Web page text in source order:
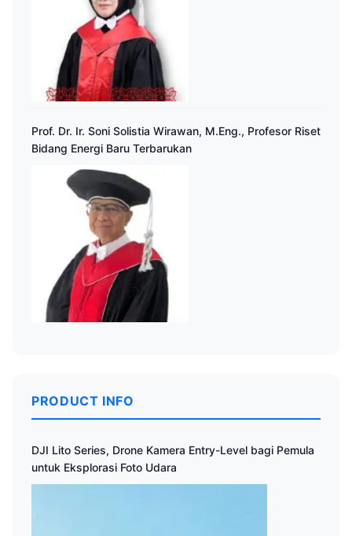
Prof. Dr. Ir. Soni Solistia Wirawan, M.Eng., Profesor Riset
Bidang Energi Baru Terbarukan
PRODUCT INFO
DJI Lito Series, Drone Kamera Entry-Level bagi Pemula
untuk Eksplorasi Foto Udara